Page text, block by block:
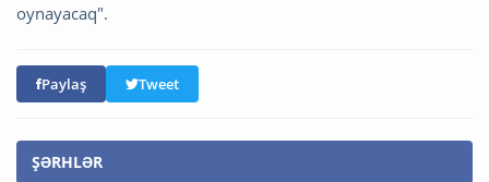
oynayacaq".
Paylaş Tweet
ŞƏRHLƏR